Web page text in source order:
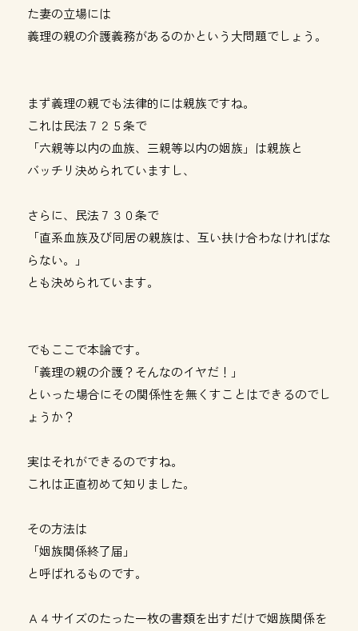
た妻の立場には
義理の親の介護義務があるのかという大問題でしょう。
まず義理の親でも法律的には親族ですね。
これは民法７２５条で
「六親等以内の血族、三親等以内の姻族」は親族と
バッチリ決められていますし、
さらに、民法７３０条で
「直系血族及び同居の親族は、互い扶け合わなければな
らない。」
とも決められています。
でもここで本論です。
「義理の親の介護？そんなのイヤだ！」
といった場合にその関係性を無くすことはできるのでし
ょうか？
実はそれができるのですね。
これは正直初めて知りました。
その方法は
「姻族関係終了届」
と呼ばれるものです。
Ａ４サイズのたった一枚の書類を出すだけで姻族関係を